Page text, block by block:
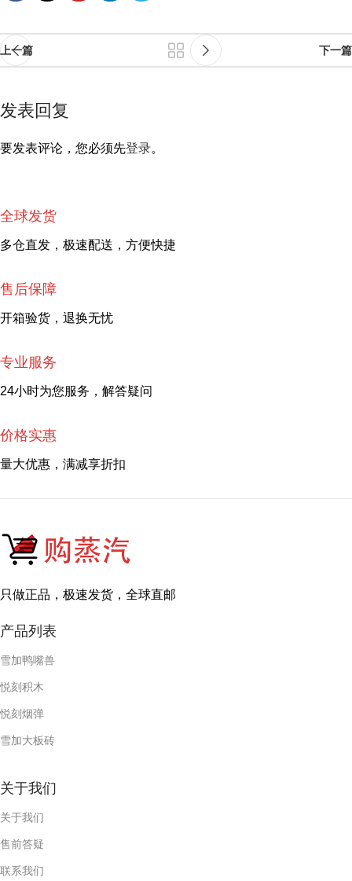
上一篇 下一篇
发表回复
要发表评论，您必须先登录。
全球发货
多仓直发，极速配送，方便快捷
售后保障
开箱验货，退换无忧
专业服务
24小时为您服务，解答疑问
价格实惠
量大优惠，满减享折扣
只做正品，极速发货，全球直邮
产品列表
雪加鸭嘴兽
悦刻积木
悦刻烟弹
雪加大板砖
关于我们
关于我们
售前答疑
联系我们